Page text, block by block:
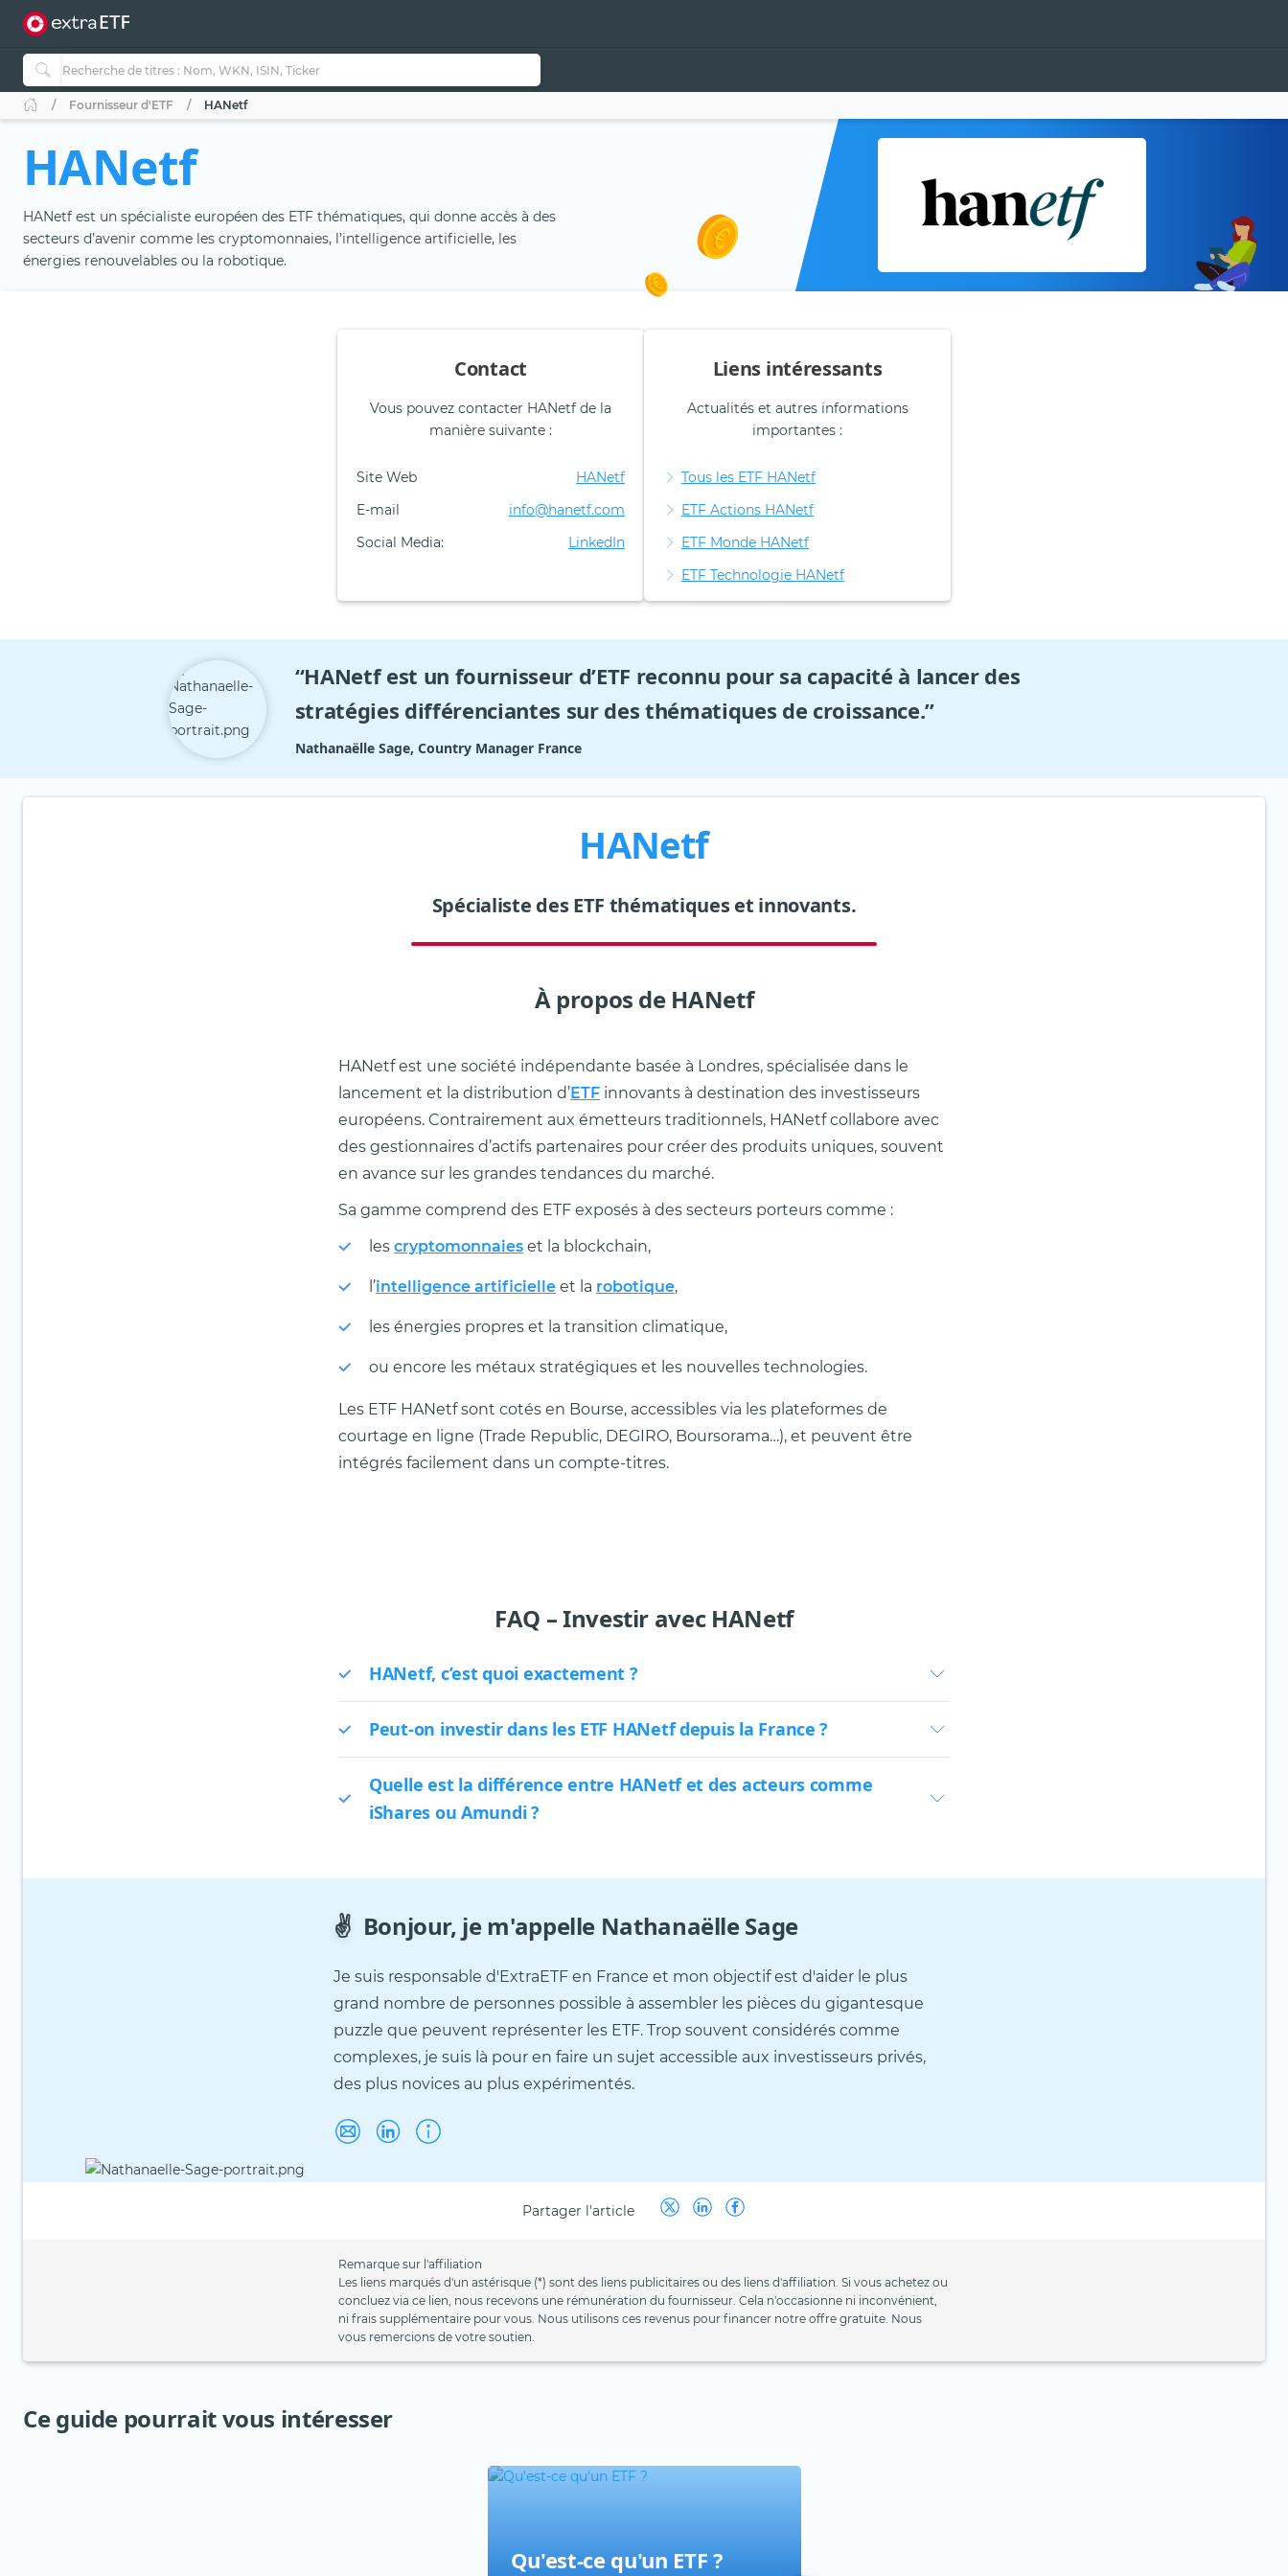
Fournisseur d'ETF HANetf
HANetf
HANetf est un spécialiste européen des ETF thématiques, qui donne accès à des
secteurs d’avenir comme les cryptomonnaies, l’intelligence artificielle, les
énergies renouvelables ou la robotique.
Contact
Vous pouvez contacter HANetf de la
manière suivante :
Site Web
HANetf
E-mail
info@hanetf.com
Social Media:
LinkedIn
Liens intéressants
Actualités et autres informations
importantes :
Tous les ETF HANetf
ETF Actions HANetf
ETF Monde HANetf
ETF Technologie HANetf
“HANetf est un fournisseur d’ETF reconnu pour sa capacité à lancer des
stratégies différenciantes sur des thématiques de croissance.”
Nathanaëlle Sage, Country Manager France
HANetf
Spécialiste des ETF thématiques et innovants.
À propos de HANetf
HANetf est une société indépendante basée à Londres, spécialisée dans le
lancement et la distribution d’ETF innovants à destination des investisseurs
européens. Contrairement aux émetteurs traditionnels, HANetf collabore avec
des gestionnaires d’actifs partenaires pour créer des produits uniques, souvent
en avance sur les grandes tendances du marché.
Sa gamme comprend des ETF exposés à des secteurs porteurs comme :
les cryptomonnaies et la blockchain,
l’intelligence artificielle et la robotique,
les énergies propres et la transition climatique,
ou encore les métaux stratégiques et les nouvelles technologies.
Les ETF HANetf sont cotés en Bourse, accessibles via les plateformes de
courtage en ligne (Trade Republic, DEGIRO, Boursorama…), et peuvent être
intégrés facilement dans un compte-titres.
FAQ – Investir avec HANetf
HANetf, c’est quoi exactement ?
Peut-on investir dans les ETF HANetf depuis la France ?
Quelle est la différence entre HANetf et des acteurs comme
iShares ou Amundi ?
✌️ Bonjour, je m'appelle Nathanaëlle Sage
Je suis responsable d'ExtraETF en France et mon objectif est d'aider le plus
grand nombre de personnes possible à assembler les pièces du gigantesque
puzzle que peuvent représenter les ETF. Trop souvent considérés comme
complexes, je suis là pour en faire un sujet accessible aux investisseurs privés,
des plus novices au plus expérimentés.
Partager l'article
Remarque sur l'affiliation
Les liens marqués d'un astérisque (*) sont des liens publicitaires ou des liens d'affiliation. Si vous achetez ou
concluez via ce lien, nous recevons une rémunération du fournisseur. Cela n'occasionne ni inconvénient,
ni frais supplémentaire pour vous. Nous utilisons ces revenus pour financer notre offre gratuite. Nous
vous remercions de votre soutien.
Ce guide pourrait vous intéresser
Qu'est-ce qu'un ETF ?